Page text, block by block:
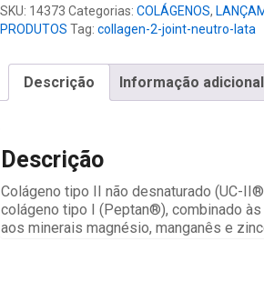
Neutro
quantidade
SKU: 14373 Categorias: COLÁGENOS,
PRODUTOS Tag: collagen-2-joint-neutro-lata
Descrição Informação adicional
Descrição
Colágeno tipo II não desnaturado (UC-
colágeno tipo I (Peptan®), combinado às
aos minerais magnésio, manganês e